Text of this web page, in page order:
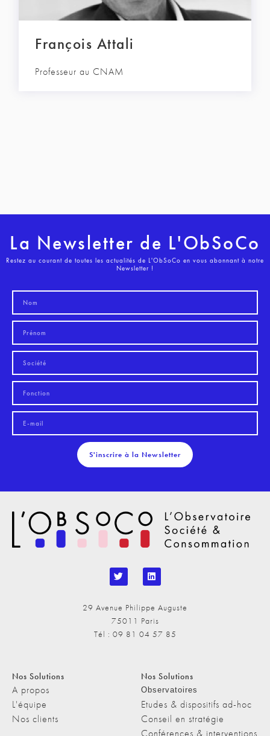
François Attali
Professeur au CNAM
La Newsletter de L'ObSoCo
Restez au courant de toutes les actualités de L'ObSoCo en vous abonnant à notre
Newsletter !
S'inscrire à la Newsletter
29 Avenue Philippe Auguste
75011 Paris
Tél : 09 81 04 57 85
Nos Solutions
A propos
L'équipe
Nos clients
Nos Solutions
Observatoires
Etudes & dispositifs ad-hoc
Conseil en stratégie
Conférences & interventions